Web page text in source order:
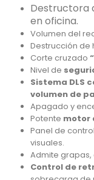
Destructora
en oficina.
Volumen del
Destrucción de
Corte cruzado
Nivel de
Sistema DLS
volumen de
Apagado y
Potente motor
Panel de
visuales.
Admite
Control de